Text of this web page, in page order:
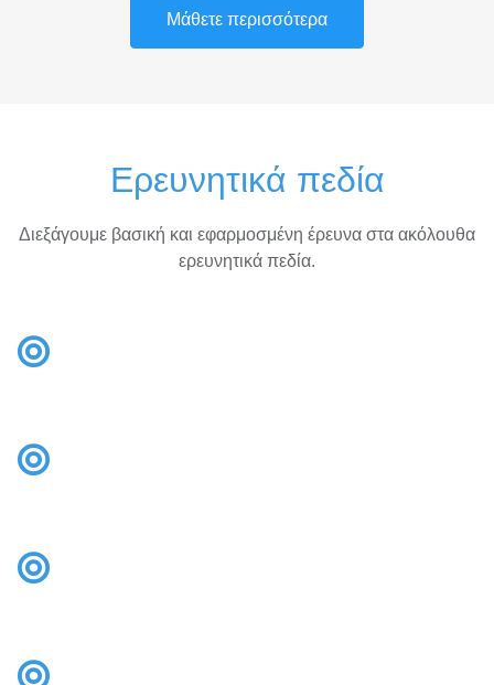
Μάθετε περισσότερα
Ερευνητικά πεδία
Διεξάγουμε βασική και εφαρμοσμένη έρευνα στα ακόλουθα
ερευνητικά πεδία.